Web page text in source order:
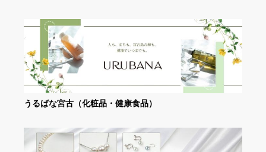
うるばな宮古（化粧品・健康食品）